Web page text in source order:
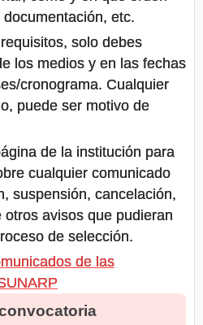
etc.
solo debes
los medios y en las fechas
cronograma. Cualquier
puede ser motivo de
de la institución para
cualquier comunicado
suspensión, cancelación,
avisos que pudieran
de selección.
de las